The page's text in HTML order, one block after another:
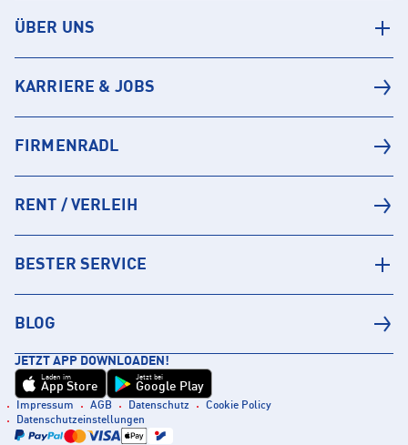
ÜBER UNS
KARRIERE & JOBS
FIRMENRADL
RENT / VERLEIH
BESTER SERVICE
BLOG
JETZT APP DOWNLOADEN!
Laden im
App Store
Jetzt bei
Google Play
Impressum AGB Datenschutz
Cookie Policy
Datenschutzeinstellungen